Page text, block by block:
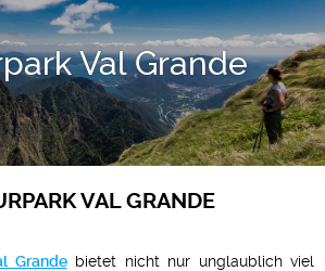
ENTDECKEN
ERLEBEN
PLANEN
UND IDEEN
Val Grande
VAL GRANDE
Grandebietet nicht nur unglaublich viel